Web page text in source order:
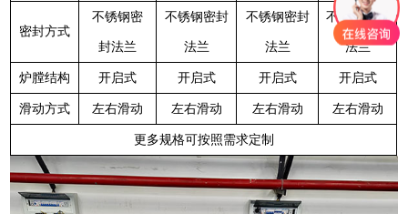
密封方式
不锈钢密
封法兰
不锈钢密封
法兰
不锈钢密封
法兰
不锈钢密封
法兰
炉膛结构 开启式 开启式 开启式 开启式
滑动方式 左右滑动 左右滑动 左右滑动 左右滑动
更多规格可按照需求定制